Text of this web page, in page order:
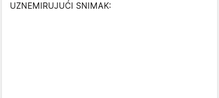
UZNEMIRUJUĆI SNIMAK: